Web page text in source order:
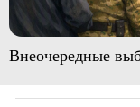
Внеочередные